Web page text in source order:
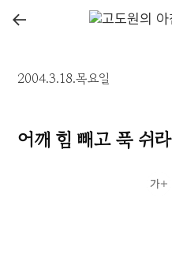
←
2004.3.18.목요일
어깨 힘 빼고 푹 쉬라